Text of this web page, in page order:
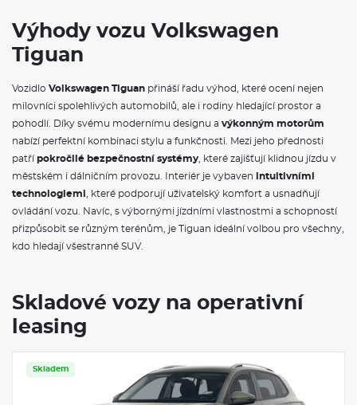
Tažné zařízení včetně Trailer Assist: elektricky sklopné, včetně
asistentu pro couvání s přívěsem Trailer Assist, svislé zatížení:
100 kg, zatížení s nosičem kol: 75 kg
19" kola z lehké slitiny Catania: 7.5J x 19, rozměry pneumatik
IQ.LIGHT HD LED Matrix světlomety: inteligentní HD Matrix
světlomety, dynamická regulace dálkových světel Dynamic
Light Assist, umožňuje trvalé použití dálkových světel bez
oslňování vozů v protisměru, LED podsvícená lišta mezi
světlomety, regulace dosahu světlometů s funkcí
zadní světla s animací a dynamickými ukazateli změny směru,
ambientní osvětlení dveří
Sériové látkové potahy sedadel Life: vpředu i vzadu, výplně
dveří v umělé kůži s prošíváním
3D LED zadní světla High, Ambientní osvětlení dveří, Paket
360° kamera Area View, Travel Assist + Emergency Assist, 230
V zásuvka v zavazadlovém prostoru, Paměťová funkce
automatického parkování, Paket Design, Zatmavená zadní
okna, Akustická skla, Stříbrně eloxované střešní nosiče
VÝBAVA VE VÝBAVA STUPNI
Výhody vozu Volkswagen
Tiguan
Vozidlo Volkswagen Tiguan přináší řadu výhod, které ocení nejen
milovníci spolehlivých automobilů, ale i rodiny hledající prostor a
pohodlí. Díky svému modernímu designu a výkonným motorům
nabízí perfektní kombinaci stylu a funkčnosti. Mezi jeho přednosti
patřípokročilé bezpečnostní systémy , které zajišťují klidnou jízdu v
městském i dálničním provozu. Interiér je vybaven
intuitivními
technologiemi
, které podporují uživatelský komfort a usnadňují
ovládání vozu. Navíc, s výbornými jízdními vlastnostmi a schopností
přizpůsobit se různým terénům, je Tiguan ideální volbou pro všechny,
kdo hledají všestranné SUV.
Skladové vozy na operativní
leasing
Skladem